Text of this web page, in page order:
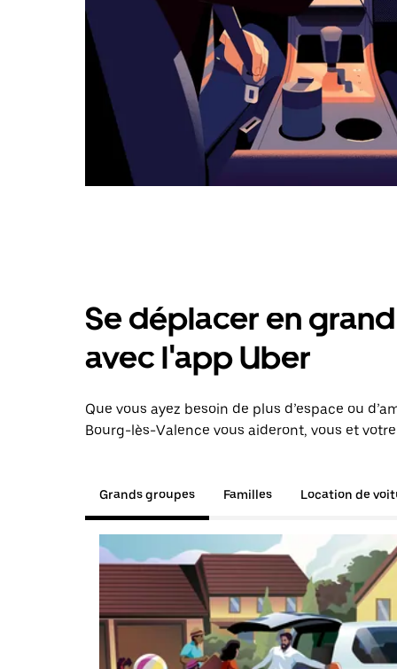
Se déplacer en
avec l'app Uber
Que vous ayez besoin de plus d’espace ou
Bourg-lès-Valence vous aideront, vous et
Grands groupes Familles Location de